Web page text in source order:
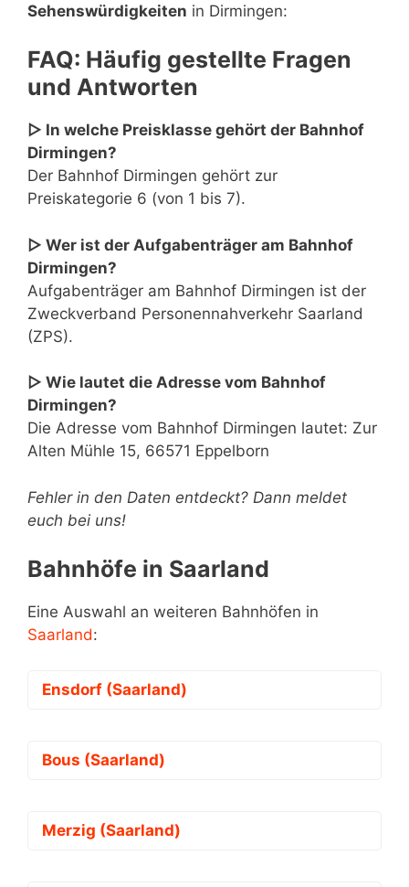
Sehenswürdigkeiten in Dirmingen:
FAQ: Häufig gestellte Fragen
und Antworten
▷ In welche Preisklasse gehört der Bahnhof
Dirmingen?
Der Bahnhof Dirmingen gehört zur
Preiskategorie 6 (von 1 bis 7).
▷ Wer ist der Aufgabenträger am Bahnhof
Dirmingen?
Aufgabenträger am Bahnhof Dirmingen ist der
Zweckverband Personennahverkehr Saarland
(ZPS).
▷ Wie lautet die Adresse vom Bahnhof
Dirmingen?
Die Adresse vom Bahnhof Dirmingen lautet: Zur
Alten Mühle 15, 66571 Eppelborn
Fehler in den Daten entdeckt? Dann meldet
euch bei uns!
Bahnhöfe in Saarland
Eine Auswahl an weiteren Bahnhöfen in
Saarland:
Ensdorf (Saarland)
Bous (Saarland)
Merzig (Saarland)